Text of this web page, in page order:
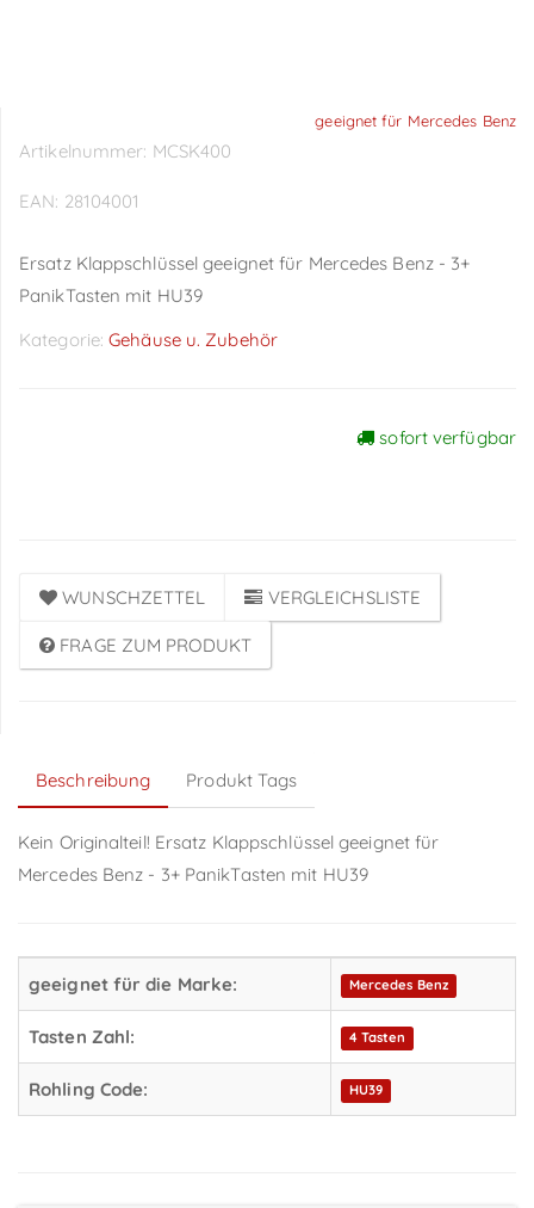
geeignet für Mercedes Benz
Artikelnummer: MCSK400
EAN: 28104001
Ersatz Klappschlüssel geeignet für Mercedes Benz - 3+
PanikTasten mit HU39
Kategorie:Gehäuse u. Zubehör
sofort verfügbar
WUNSCHZETTEL VERGLEICHSLISTE
FRAGE ZUM PRODUKT
Beschreibung Produkt Tags
Kein Originalteil! Ersatz Klappschlüssel geeignet für
Mercedes Benz - 3+ PanikTasten mit HU39
geeignet für die Marke: Mercedes Benz
Tasten Zahl: 4 Tasten
Rohling Code: HU39